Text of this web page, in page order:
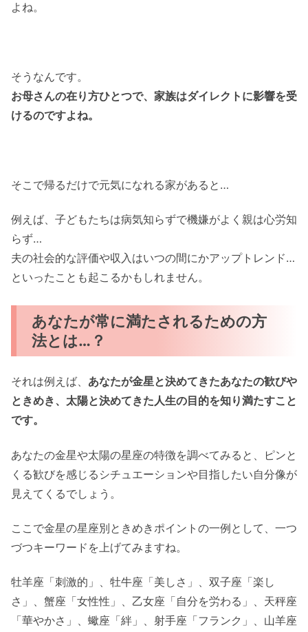
よね。
そうなんです。
お母さんの在り方ひとつで、家族はダイレクトに影響を受
けるのですよね。
そこで帰るだけで元気になれる家があると…
例えば、子どもたちは病気知らずで機嫌がよく親は心労知
らず…
夫の社会的な評価や収入はいつの間にかアップトレンド…
といったことも起こるかもしれません。
あなたが常に満たされるための方
法とは…？
それは例えば、 あなたが金星と決めてきたあなたの歓びや
ときめき、太陽と決めてきた人生の目的を知り満たすこと
です。
あなたの金星や太陽の星座の特徴を調べてみると、ピンと
くる歓びを感じるシチュエーションや目指したい自分像が
見えてくるでしょう。
ここで金星の星座別ときめきポイントの一例として、一つ
づつキーワードを上げてみますね。
牡羊座「刺激的」、牡牛座「美しさ」、双子座「楽し
さ」、蟹座「女性性」、乙女座「自分を労わる」、天秤座
「華やかさ」、蠍座「絆」、射手座「フランク」、山羊座